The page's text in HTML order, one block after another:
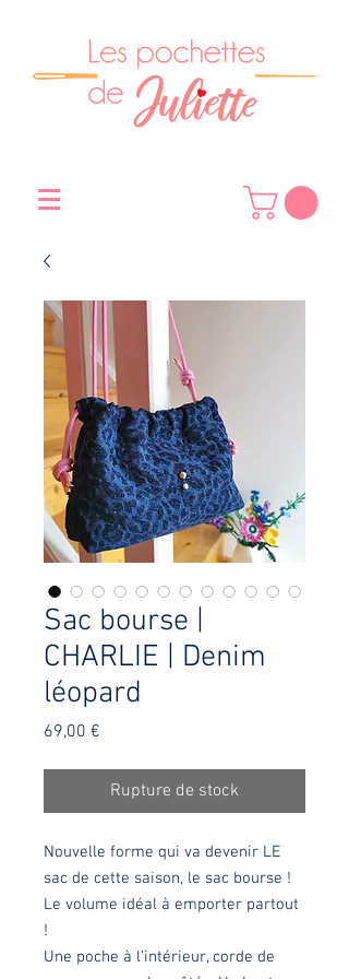
Sac bourse |
CHARLIE | Denim
léopard
69,00 €
Rupture de stock
Nouvelle forme qui va devenir LE
sac de cette saison, le sac bourse !
Le volume idéal à emporter partout
!
Une poche à l'intérieur, corde de